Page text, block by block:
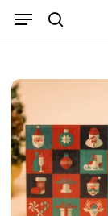
Menu
Menu